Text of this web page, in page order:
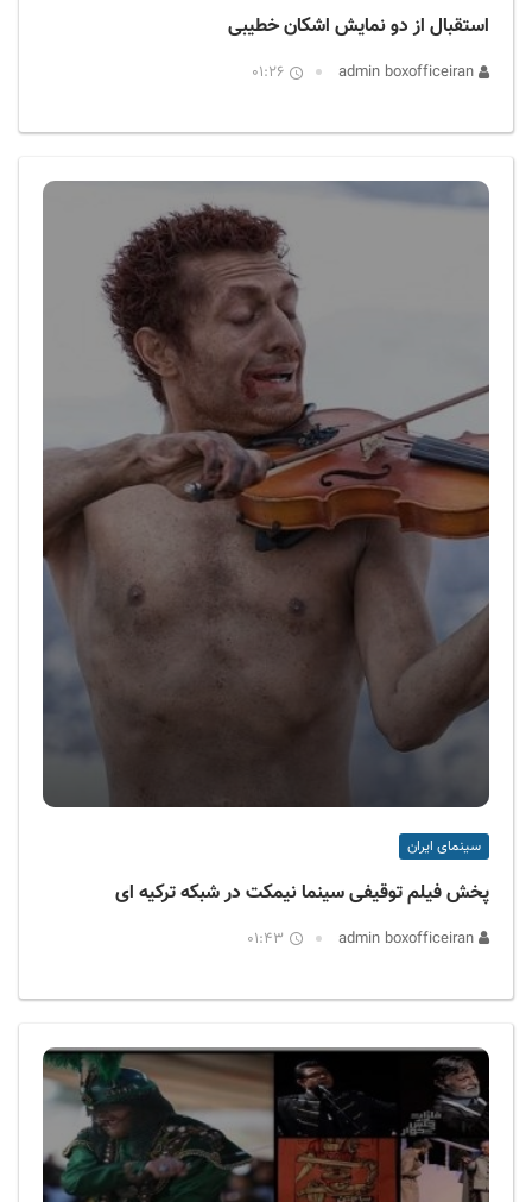
استقبال از دو نمایش اشکان خطیبی
01:26
سینمای ایران
پخش فیلم توقیفی سینما نیمکت در شبکه ترکیه ای
01:43